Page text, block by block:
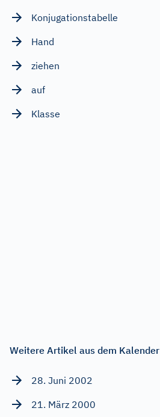
Konjugationstabelle
Hand
ziehen
auf
Klasse
Weitere Artikel aus dem Kalender
28. Juni 2002
21. März 2000